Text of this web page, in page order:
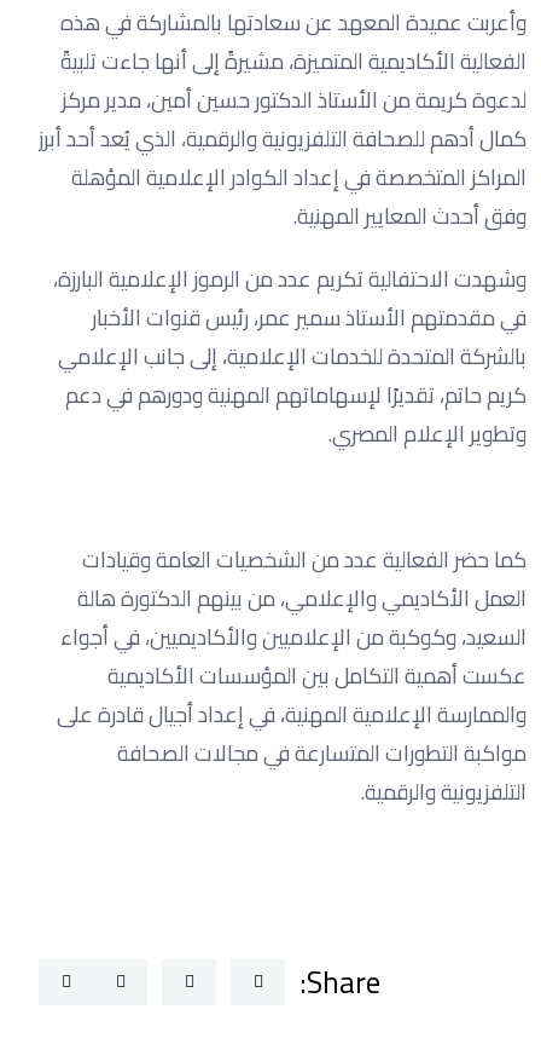
وأعربت عميدة المعهد عن سعادتها بالمشاركة في هذه
الفعالية الأكاديمية المتميزة، مشيرةً إلى أنها جاءت تلبيةً
لدعوة كريمة من الأستاذ الدكتور حسين أمين، مدير مركز
كمال أدهم للصحافة التلفزيونية والرقمية، الذي يُعد أحد أبرز
المراكز المتخصصة في إعداد الكوادر الإعلامية المؤهلة
وفق أحدث المعايير المهنية.
وشهدت الاحتفالية تكريم عدد من الرموز الإعلامية البارزة،
في مقدمتهم الأستاذ سمير عمر، رئيس قنوات الأخبار
بالشركة المتحدة للخدمات الإعلامية، إلى جانب الإعلامي
كريم حاتم، تقديرًا لإسهاماتهم المهنية ودورهم في دعم
وتطوير الإعلام المصري.
كما حضر الفعالية عدد من الشخصيات العامة وقيادات
العمل الأكاديمي والإعلامي، من بينهم الدكتورة هالة
السعيد، وكوكبة من الإعلاميين والأكاديميين، في أجواء
عكست أهمية التكامل بين المؤسسات الأكاديمية
والممارسة الإعلامية المهنية، في إعداد أجيال قادرة على
مواكبة التطورات المتسارعة في مجالات الصحافة
التلفزيونية والرقمية.
Share: